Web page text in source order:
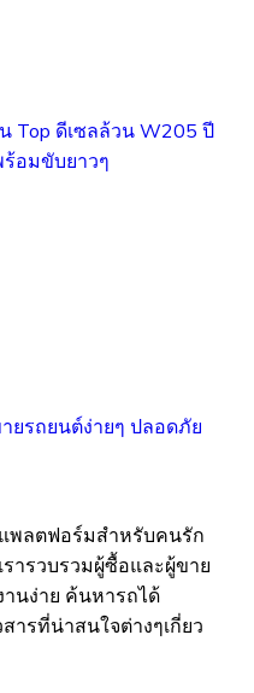
Top ดีเซลล้วน W205 ปี
อมขับยาวๆ
พลตฟอร์มสำหรับคนรัก
ารวบรวมผู้ซื้อและผู้ขาย
านง่าย ค้นหารถได้
ารที่น่าสนใจต่างๆเกี่ยว